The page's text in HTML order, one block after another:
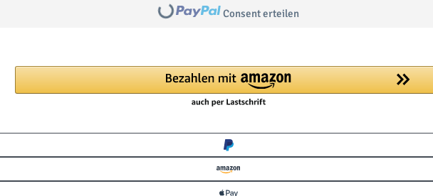
Loading... Consent erteilen